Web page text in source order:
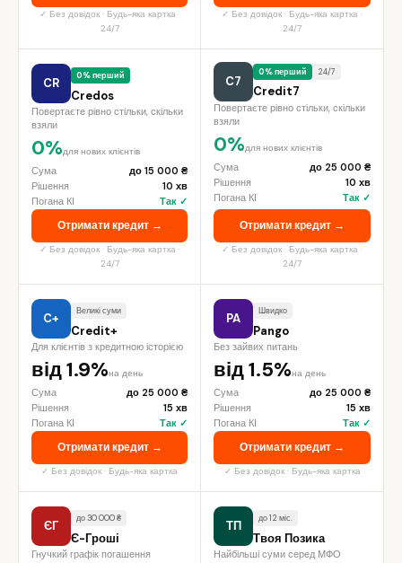
✓ Без довідок · Будь-яка картка ·
24/7
✓ Без довідок · Будь-яка картка ·
24/7
CR 0% перший
Credos
Повертаєте рівно стільки, скільки
взяли
0%для нових клієнтів
Сума
до 15 000 ₴
Рішення
10 хв
Погана КІ
Так ✓
Отримати кредит →
✓ Без довідок · Будь-яка картка ·
24/7
C7
0% перший 24/7
Credit7
Повертаєте рівно стільки, скільки
взяли
0%для нових клієнтів
Сума
до 25 000 ₴
Рішення
10 хв
Погана КІ
Так ✓
Отримати кредит →
✓ Без довідок · Будь-яка картка ·
24/7
C+ Великі суми
Credit+
Для клієнтів з кредитною історією
від 1.9%на день
Сума
до 25 000 ₴
Рішення
15 хв
Погана КІ
Так ✓
Отримати кредит →
✓ Без довідок · Будь-яка картка
PA Швидко
Pango
Без зайвих питань
від 1.5%на день
Сума
до 25 000 ₴
Рішення
15 хв
Погана КІ
Так ✓
Отримати кредит →
✓ Без довідок · Будь-яка картка
ЄГ до 30 000 ₴
Є-Гроші
Гнучкий графік погашення
ТП до 12 міс.
Твоя Позика
Найбільші суми серед МФО